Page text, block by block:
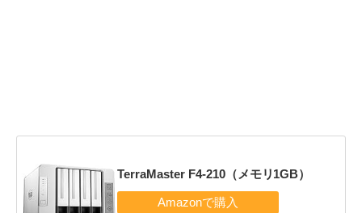
TerraMaster F4-210（メモリ1GB）